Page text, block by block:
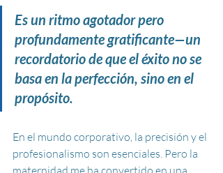
Es un ritmo agotador pero
profundamente gratificante—un
recordatorio de que el éxito no se
basa en la perfección, sino en el
propósito.
En el mundo corporativo, la precisión y el
profesionalismo son esenciales. Pero la
maternidad me ha convertido en una